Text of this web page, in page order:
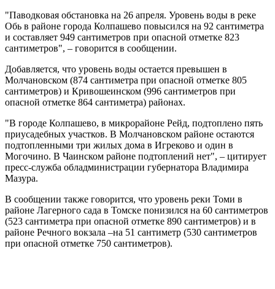
"Паводкoвая обстановка на 26 апреля. Уровень воды в реке
Обь в районе города Колпашево повысился на 92 сантиметра
и составляет 949 сантиметров при опасной отметке 823
сантиметров", – говорится в сообщении.
Добавляется, что уровень воды остается превышен в
Молчановском (874 сантиметра при опасной отметке 805
сантиметров) и Кривошеинском (996 сантиметров при
опасной отметке 864 сантиметра) районах.
"В городе Колпашево, в микрорайоне Рейд, подтоплено пять
приусадебных участков. В Молчановском районе остаются
подтопленными три жилых дома в Игреково и один в
Могочино. В Чаинском районе подтоплений нет", – цитирует
пресс-служба обладминистрации губернатора Владимира
Мазура.
В сообщении также говорится, что уровень реки Томи в
районе Лагерного сада в Томске понизился на 60 сантиметров
(523 сантиметра при опасной отметке 890 сантиметров) и в
районе Речного вокзала –на 51 сантиметр (530 сантиметров
при опасной отметке 750 сантиметров).